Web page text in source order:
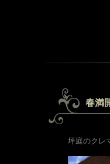
春満
坪庭のクレ